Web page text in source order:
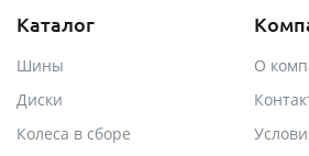
Каталог
Шины
Диски
Колеса в сборе
О